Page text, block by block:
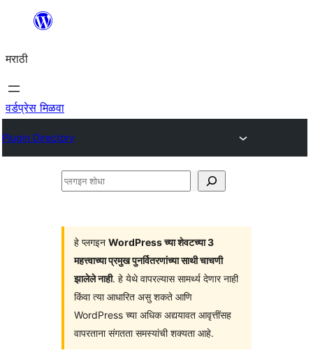
सामुग्रीवर
मराठी
वर्डप्रेस मिळवा
Plugin Directory
प्लगइन
हे प्लगइन WordPress च्या शेवटच्या 3
महत्त्वाच्या प्रमुख पुनर्वितरणांच्या साथी चाचणी
झालेले नाही. हे येथे वापरल्यास सामर्थ्य देणार नाही
किंवा त्या आधारित असु शकते आणि
WordPress च्या अधिक अद्ययावत आवृत्तींसह
वापरताना संगतता समस्यांची शक्यता आहे.